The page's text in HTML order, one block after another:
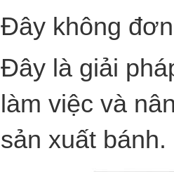
Đây không
Đây là giải
làm việc và
sản xuất bánh.